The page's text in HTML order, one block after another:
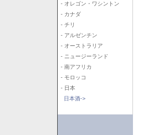
- オレゴン・ワシントン
- カナダ
- チリ
- アルゼンチン
- オーストラリア
- ニュージーランド
- 南アフリカ
- モロッコ
- 日本
日本酒->